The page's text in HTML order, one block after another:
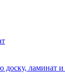
доску, ламинат